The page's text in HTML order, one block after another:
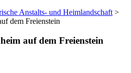
Anstalts- und Heimlandschaft >
dem Freienstein
auf dem Freienstein